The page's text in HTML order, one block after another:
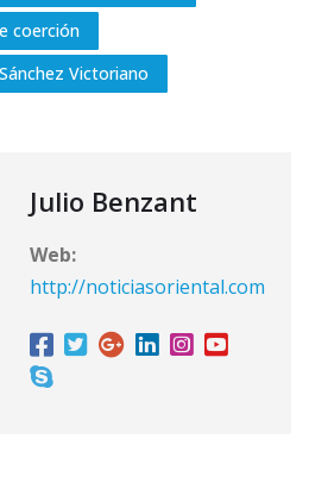
coerción
Victoriano
Julio Benzant
Web:
http://noticiasoriental.com